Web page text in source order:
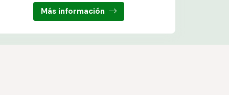
Más información